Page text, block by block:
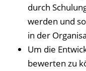
durch
werden und
in der
Um die
bewerten zu